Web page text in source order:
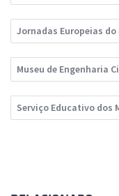
Jornadas Europeias
Museu de Engenharia
Serviço Educativo dos